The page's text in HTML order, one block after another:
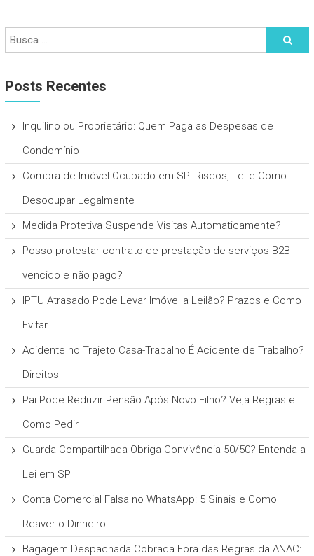
Posts Recentes
Inquilino ou Proprietário: Quem Paga as Despesas de
Condomínio
Compra de Imóvel Ocupado em SP: Riscos, Lei e Como
Desocupar Legalmente
Medida Protetiva Suspende Visitas Automaticamente?
Posso protestar contrato de prestação de serviços B2B
vencido e não pago?
IPTU Atrasado Pode Levar Imóvel a Leilão? Prazos e Como
Evitar
Acidente no Trajeto Casa-Trabalho É Acidente de Trabalho?
Direitos
Pai Pode Reduzir Pensão Após Novo Filho? Veja Regras e
Como Pedir
Guarda Compartilhada Obriga Convivência 50/50? Entenda a
Lei em SP
Conta Comercial Falsa no WhatsApp: 5 Sinais e Como
Reaver o Dinheiro
Bagagem Despachada Cobrada Fora das Regras da ANAC: